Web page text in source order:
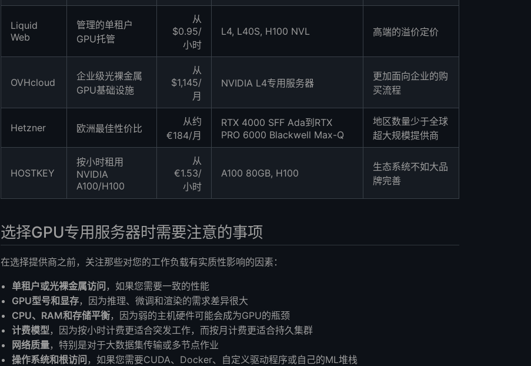
Liquid
Web
管理的单租户
GPU托管
从
$0.95/
小时
L4, L40S, H100 NVL 高端的溢价定价
OVHcloud
企业级光裸金属
GPU基础设施
从
$1,145/
月
NVIDIA L4专用服务器
更加面向企业的购
买流程
Hetzner 欧洲最佳性价比
从约
€184/月
RTX 4000 SFF Ada到RTX
PRO 6000 Blackwell Max-Q
地区数量少于全球
超大规模提供商
HOSTKEY
按小时租用
NVIDIA
A100/H100
从
€1.53/
小时
A100 80GB, H100
生态系统不如大品
牌完善
选择GPU专用服务器时需要注意的事项
在选择提供商之前，关注那些对您的工作负载有实质性影响的因素：
单租户或光裸金属访问 ，如果您需要一致的性能
GPU型号和显存，因为推理、微调和渲染的需求差异很大
CPU、RAM和存储平衡，因为弱的主机硬件可能会成为GPU的瓶颈
计费模型 ，因为按小时计费更适合突发工作，而按月计费更适合持久集群
网络质量，特别是对于大数据集传输或多节点作业
操作系统和根访问 ，如果您需要CUDA、Docker、自定义驱动程序或自己的ML堆栈